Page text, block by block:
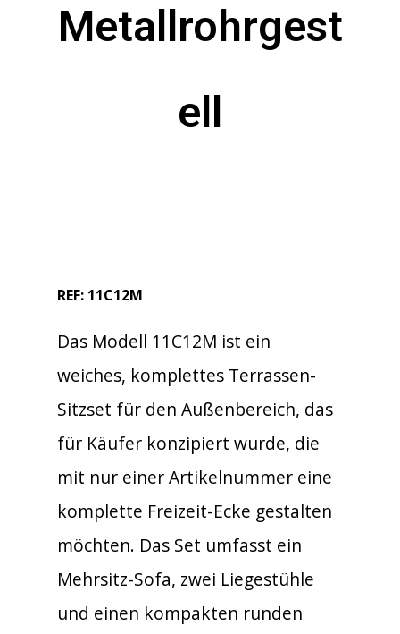
Metallrohrgest
ell
REF: 11C12M
Das Modell 11C12M ist ein
weiches, komplettes Terrassen-
Sitzset für den Außenbereich, das
für Käufer konzipiert wurde, die
mit nur einer Artikelnummer eine
komplette Freizeit-Ecke gestalten
möchten. Das Set umfasst ein
Mehrsitz-Sofa, zwei Liegestühle
und einen kompakten runden